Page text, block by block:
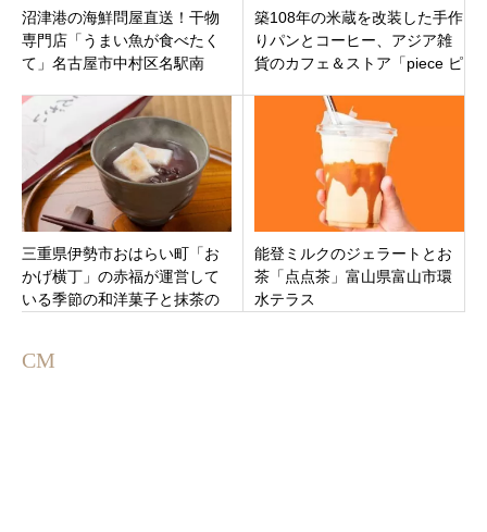
沼津港の海鮮問屋直送！干物
専門店「うまい魚が食べたく
て」名古屋市中村区名駅南
築108年の米蔵を改装した手作
りパンとコーヒー、アジア雑
貨のカフェ＆ストア「piece ピ
三重県伊勢市おはらい町「お
かげ横丁」の赤福が運営して
いる季節の和洋菓子と抹茶の
能登ミルクのジェラートとお
茶「点点茶」富山県富山市環
水テラス
CM